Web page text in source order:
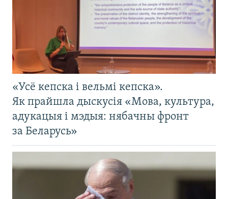
«Усё кепска і вельмі кепска».
Як прайшла дыскусія «Мова, культура,
адукацыя і мэдыя: нябачны фронт
за Беларусь»